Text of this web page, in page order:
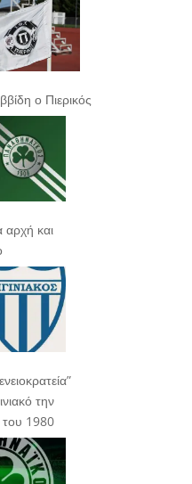
ο Πιερικός
αρχή και
την
του 1980